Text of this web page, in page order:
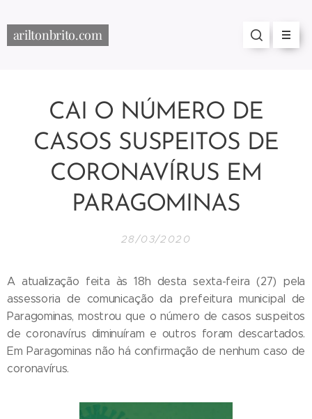
ariltonbrito.com
CAI O NÚMERO DE
CASOS SUSPEITOS DE
CORONAVÍRUS EM
PARAGOMINAS
28/03/2020
A atualização feita às 18h desta sexta-feira (27) pela
assessoria de comunicação da prefeitura municipal de
Paragominas, mostrou que o número de casos suspeitos
de coronavírus diminuíram e outros foram descartados.
Em Paragominas não há confirmação de nenhum caso de
coronavírus.